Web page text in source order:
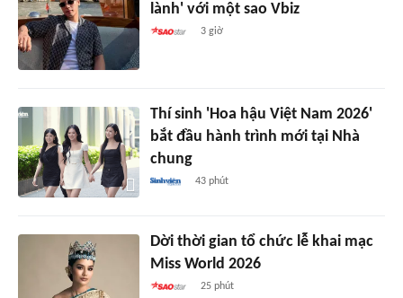
lành' với một sao Vbiz
3 giờ
Thí sinh 'Hoa hậu Việt Nam 2026'
bắt đầu hành trình mới tại Nhà
chung
43 phút
Dời thời gian tổ chức lễ khai mạc
Miss World 2026
25 phút